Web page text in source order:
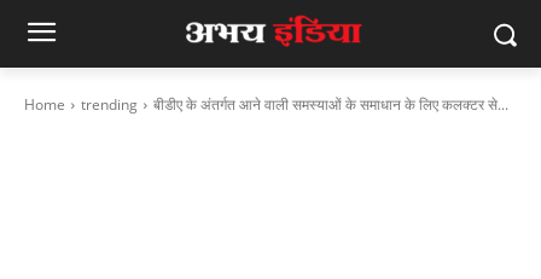
Home trending बीडीए के अंतर्गत आने वाली समस्‍याओं के समाधान के लिए कलक्‍टर से...